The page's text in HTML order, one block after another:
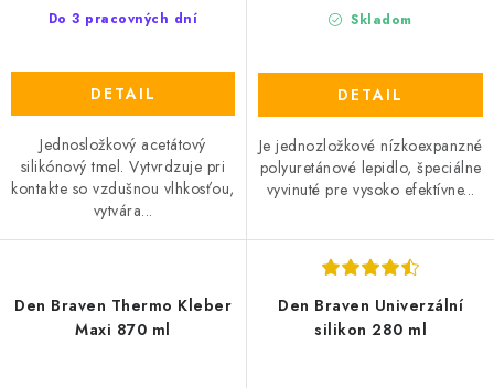
Do 3 pracovných dní
DETAIL
Jednosložkový acetátový
silikónový tmel. Vytvrdzuje pri
kontakte so vzdušnou vlhkosťou,
vytvára...
Skladom
DETAIL
Je jednozložkové nízkoexpanzné
polyuretánové lepidlo, špeciálne
vyvinuté pre vysoko efektívne...
Den Braven Thermo Kleber
Maxi 870 ml
Den Braven Univerzální
silikon 280 ml